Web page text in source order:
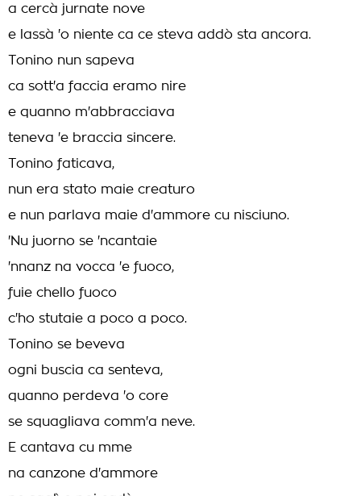
a cercà jurnate nove
e lassà 'o niente ca ce steva addò sta ancora.
Tonino nun sapeva
ca sott'a faccia eramo nire
e quanno m'abbracciava
teneva 'e braccia sincere.
Tonino faticava,
nun era stato maie creaturo
e nun parlava maie d'ammore cu nisciuno.
'Nu juorno se 'ncantaie
'nnanz na vocca 'e fuoco,
fuie chello fuoco
c'ho stutaie a poco a poco.
Tonino se beveva
ogni buscia ca senteva,
quanno perdeva 'o core
se squagliava comm'a neve.
E cantava cu mme
na canzone d'ammore